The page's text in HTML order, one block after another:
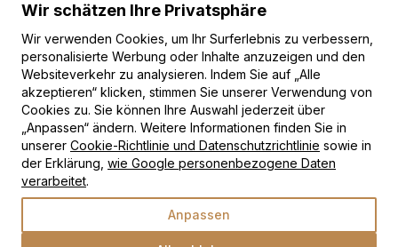
B2B-Zusammenarbeit
Unsere Teppiche
Moderne Teppiche
Vintage Teppiche
Shaggy Teppiche
Kinderteppiche
Zahlungsarten
Wir schätzen Ihre Privatsphäre
Wir verwenden Cookies, um Ihr Surferlebnis zu verbessern,
personalisierte Werbung oder Inhalte anzuzeigen und den
Websiteverkehr zu analysieren. Indem Sie auf „Alle
akzeptieren“ klicken, stimmen Sie unserer Verwendung von
Cookies zu. Sie können Ihre Auswahl jederzeit über
„Anpassen“ ändern. Weitere Informationen finden Sie in
unserer Cookie-Richtlinie und Datenschutzrichtlinie sowie in
der Erklärung, wie Google personenbezogene Daten
verarbeitet.
Anpassen